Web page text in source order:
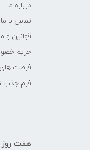
درباره ما
تماس با ما
قوانین و
حریم
فرصت
فرم جذب
هفت روز هفته ، ۲۴ ساعت